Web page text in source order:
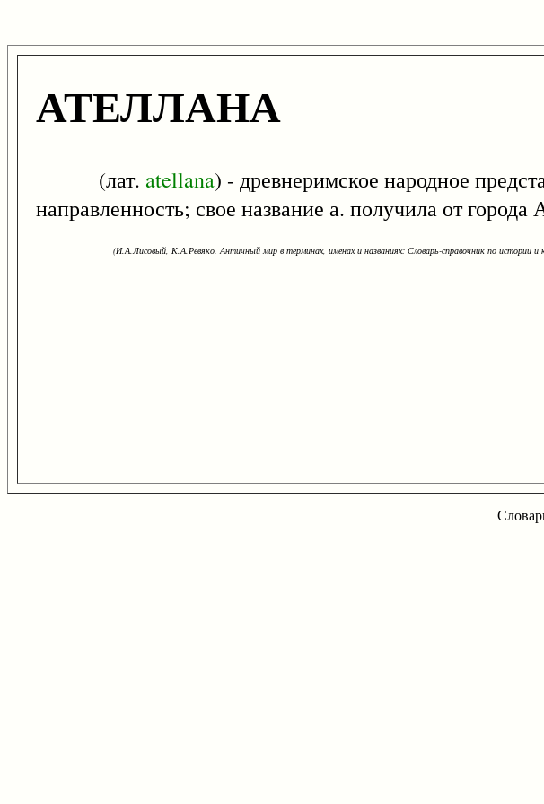
АТЕЛЛАНА
(лат. atellana) - древнеримское народное
направленность; свое название а. получила от города
(И.А.Лисовый, К.А.Ревяко. Античный мир в терминах, именах и названиях: Словарь-справочник по истории